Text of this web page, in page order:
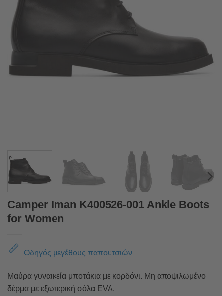
Camper Iman K400526-001 Ankle Boots
for Women
Οδηγός μεγέθους παπουτσιών
Μαύρα γυναικεία μποτάκια με κορδόνι. Μη αποψιλωμένο
δέρμα με εξωτερική σόλα EVA.